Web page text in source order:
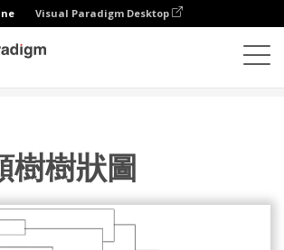
Visual Paradigm Desktop
樹樹狀圖